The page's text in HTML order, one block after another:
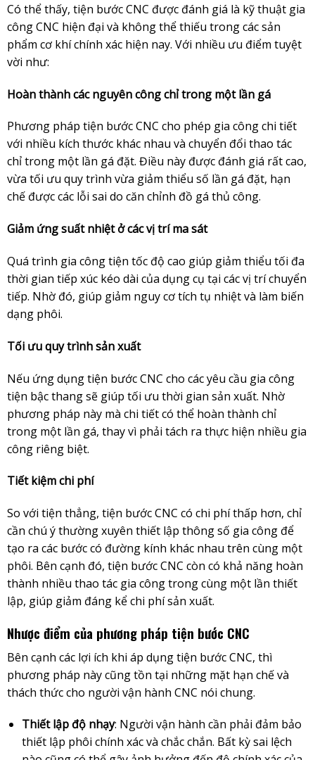
Có thể thấy, tiện bước CNC được đánh giá là kỹ thuật gia
công CNC hiện đại và không thể thiếu trong các sản
phẩm cơ khí chính xác hiện nay. Với nhiều ưu điểm tuyệt
vời như:
Hoàn thành các nguyên công chỉ trong một lần gá
Phương pháp tiện bước CNC cho phép gia công chi tiết
với nhiều kích thước khác nhau và chuyển đổi thao tác
chỉ trong một lần gá đặt. Điều này được đánh giá rất cao,
vừa tối ưu quy trình vừa giảm thiểu số lần gá đặt, hạn
chế được các lỗi sai do căn chỉnh đồ gá thủ công.
Giảm ứng suất nhiệt ở các vị trí ma sát
Quá trình gia công tiện tốc độ cao giúp giảm thiểu tối đa
thời gian tiếp xúc kéo dài của dụng cụ tại các vị trí chuyển
tiếp. Nhờ đó, giúp giảm nguy cơ tích tụ nhiệt và làm biến
dạng phôi.
Tối ưu quy trình sản xuất
Nếu ứng dụng tiện bước CNC cho các yêu cầu gia công
tiện bậc thang sẽ giúp tối ưu thời gian sản xuất. Nhờ
phương pháp này mà chi tiết có thể hoàn thành chỉ
trong một lần gá, thay vì phải tách ra thực hiện nhiều gia
công riêng biệt.
Tiết kiệm chi phí
So với tiện thẳng, tiện bước CNC có chi phí thấp hơn, chỉ
cần chú ý thường xuyên thiết lập thông số gia công để
tạo ra các bước có đường kính khác nhau trên cùng một
phôi. Bên cạnh đó, tiện bước CNC còn có khả năng hoàn
thành nhiều thao tác gia công trong cùng một lần thiết
lập, giúp giảm đáng kể chi phí sản xuất.
Nhược điểm của phương pháp tiện bước CNC
Bên cạnh các lợi ích khi áp dụng tiện bước CNC, thì
phương pháp này cũng tồn tại những mặt hạn chế và
thách thức cho người vận hành CNC nói chung.
Thiết lập độ nhạy: Người vận hành cần phải đảm bảo
thiết lập phôi chính xác và chắc chắn. Bất kỳ sai lệch